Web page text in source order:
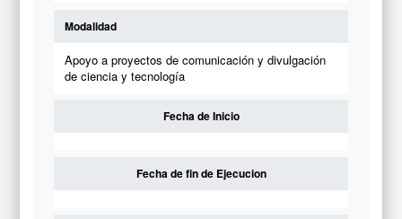
Modalidad
Apoyo a proyectos de comunicación y divulgación
de ciencia y tecnología
Fecha de Inicio
Fecha de fin de Ejecucion